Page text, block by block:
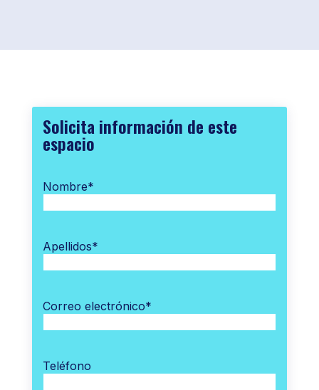
Solicita información de este
espacio
Nombre*
Apellidos*
Correo electrónico*
Teléfono